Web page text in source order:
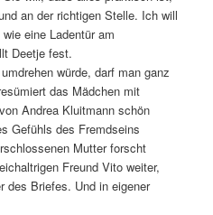
an der richtigen Stelle. Ich will
eine Ladentür am
Deetje fest.
würde, darf man ganz
das Mädchen mit
Andrea Kluitmann schön
Gefühls des Fremdseins
Mutter forscht
Freund Vito weiter,
des Briefes. Und in eigener